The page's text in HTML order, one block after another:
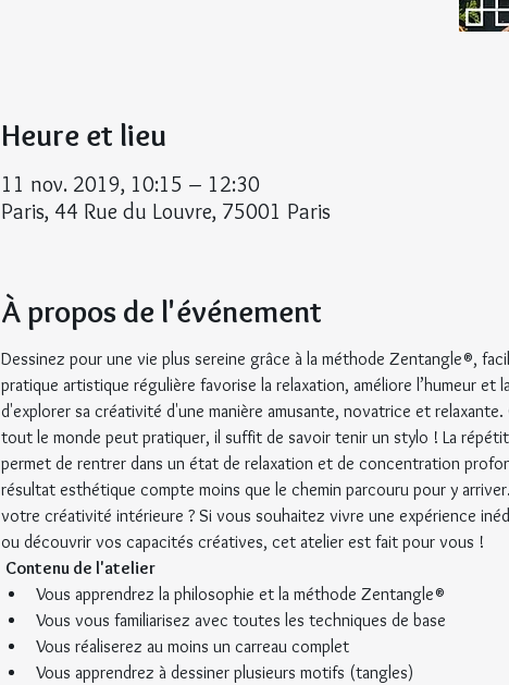
Heure et lieu
11 nov. 2019, 10:15 – 12:30
Paris, 44 Rue du Louvre, 75001 Paris
À propos de l'événement
Dessinez pour une vie plus sereine grâce à la méthode Zentangle®,
pratique artistique régulière favorise la relaxation, améliore l’humeur
d'explorer sa créativité d'une manière amusante, novatrice et
tout le monde peut pratiquer, il suffit de savoir tenir un stylo ! La
permet de rentrer dans un état de relaxation et de concentration
résultat esthétique compte moins que le chemin parcouru pour y
votre créativité intérieure ? Si vous souhaitez vivre une expérience
ou découvrir vos capacités créatives, cet atelier est fait pour vous !
Contenu de l'atelier
Vous apprendrez la philosophie et la méthode Zentangle®
Vous vous familiarisez avec toutes les techniques de base
Vous réaliserez au moins un carreau complet
Vous apprendrez à dessiner plusieurs motifs (tangles)